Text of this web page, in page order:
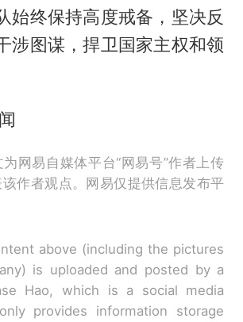
始终保持高度戒备，坚决反
涉图谋，捍卫国家主权和领
网易自媒体平台“网易号”作者上传
作者观点。网易仅提供信息发布平
above (including the pictures
is uploaded and posted by a
Hao, which is a social media
provides information storage